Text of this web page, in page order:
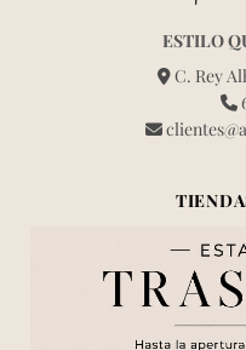
ESTILO
C. Rey